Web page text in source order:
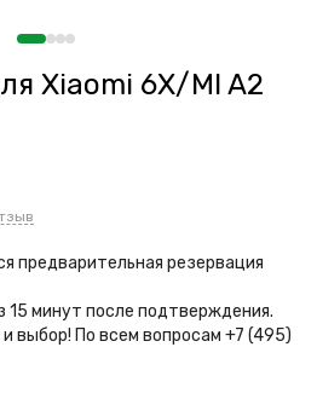
Xiaomi 6X/MI A2
предварительная резервация
15 минут после подтверждения.
выбор! По всем вопросам +7 (495)